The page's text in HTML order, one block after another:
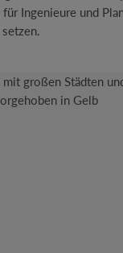
Ingenieure und